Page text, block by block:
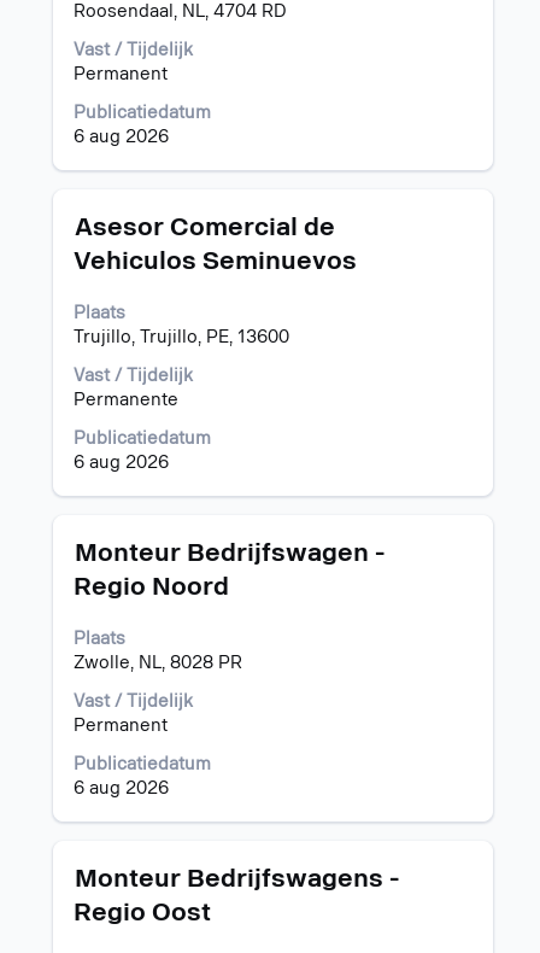
Roosendaal, NL, 4704 RD
Vast / Tijdelijk
Permanent
Publicatiedatum
6 aug 2026
volledige
inhoud
van
functiegegevens
weer
Titel
Asesor Comercial de
Vehiculos Seminuevos
Plaats
Trujillo, Trujillo, PE, 13600
Vast / Tijdelijk
Permanente
Publicatiedatum
6 aug 2026
Selecteer
spatiebalk
de
volledige
inhoud
van
functiegegevens
weer
Titel
Monteur Bedrijfswagen -
Regio Noord
Plaats
Zwolle, NL, 8028 PR
Vast / Tijdelijk
Permanent
Publicatiedatum
6 aug 2026
Selecteer
spatiebalk
de
volledige
inhoud
van
functiegegevens
weer
Titel
Monteur Bedrijfswagens -
Regio Oost
Selecteer
spatiebalk